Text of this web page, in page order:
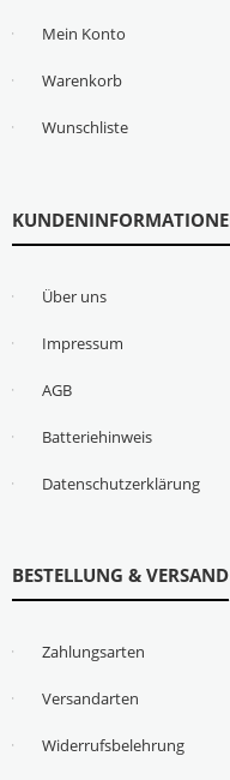
Mein Konto
Warenkorb
Wunschliste
Über uns
Impressum
AGB
Batteriehinweis
Datenschutzerklärung
BESTELLUNG & VERSAND
Zahlungsarten
Versandarten
Widerrufsbelehrung